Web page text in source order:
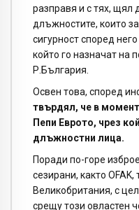
разправя и с тях, щял
длъжностите, които
сигурност според
който го назначат на
Р.България.
Освен това, според
твърдял, че в
Пепи Еврото, чрез
длъжностни лица.
Поради по-горе
сезирани, както
Великобритания, с
срещу този овластен